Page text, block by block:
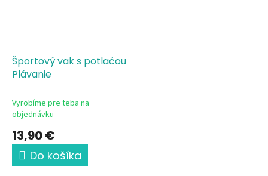
Športový vak s potlačou
Plávanie
Vyrobíme pre teba na
objednávku
13,90 €
Do košíka